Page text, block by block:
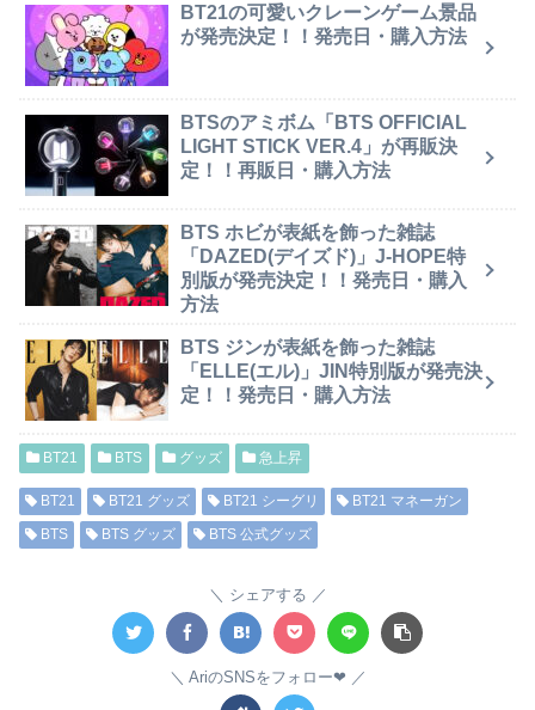
BT21の可愛いクレーンゲーム景品
が発売決定！！発売日・購入方法
BTSのアミボム「BTS OFFICIAL
LIGHT STICK VER.4」が再販決
定！！再販日・購入方法
BTS ホビが表紙を飾った雑誌
「DAZED(デイズド)」J-HOPE特
別版が発売決定！！発売日・購入
方法
BTS ジンが表紙を飾った雑誌
「ELLE(エル)」JIN特別版が発売決
定！！発売日・購入方法
BT21 BTS グッズ 急上昇
BT21 BT21 グッズ BT21 シーグリ
BT21 マネーガン
BTS
BTS グッズ BTS 公式グッズ
シェアする
AriのSNSをフォロー❤︎